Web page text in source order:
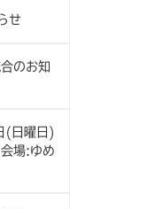
せ
のお知
(日曜日)
場:ゆめ